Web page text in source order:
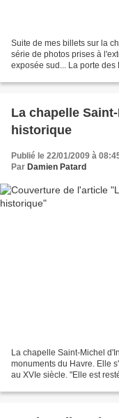
Suite de mes billets sur la
série de photos prises à
exposée sud... La porte des
La chapelle
historique
Publié le 22/01/2009 à
Par Damien Patard
La chapelle Saint-Michel
monuments du Havre. Elle
au XVIe siècle. "Elle est